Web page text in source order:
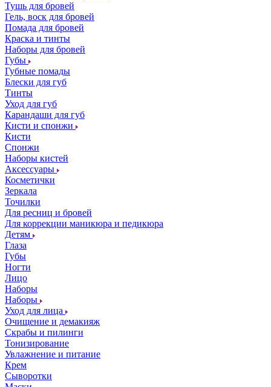
Тушь для бровей
Гель, воск для бровей
Помада для бровей
Краска и тинты
Наборы для бровей
Губы
Губные помады
Блески для губ
Тинты
Уход для губ
Карандаши для губ
Кисти и спонжи
Кисти
Спонжи
Наборы кистей
Аксессуары
Косметички
Зеркала
Точилки
Для ресниц и бровей
Для коррекции маникюра и педикюра
Детям
Глаза
Губы
Ногти
Лицо
Наборы
Наборы
Уход для лица
Очищение и демакияж
Скрабы и пилинги
Тонизирование
Увлажнение и питание
Крем
Сыворотки